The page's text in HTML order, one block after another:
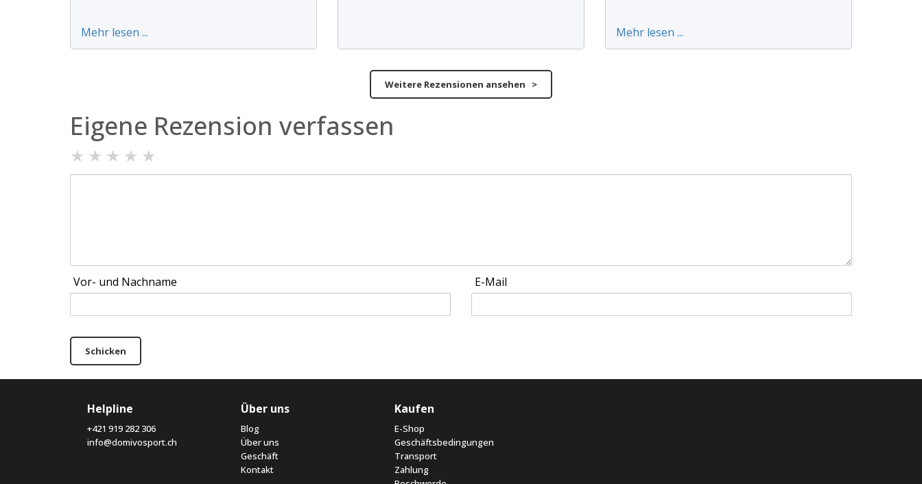
Mehr lesen ... Mehr lesen ...
Weitere Rezensionen ansehen >
Eigene Rezension verfassen
★ ★ ★ ★ ★
Vor- und Nachname E-Mail
Schicken
Helpline
+421 919 282 306
info@domivosport.ch
Über uns
Blog
Über uns
Geschäft
Kontakt
Kaufen
E-Shop
Geschäftsbedingungen
Transport
Zahlung